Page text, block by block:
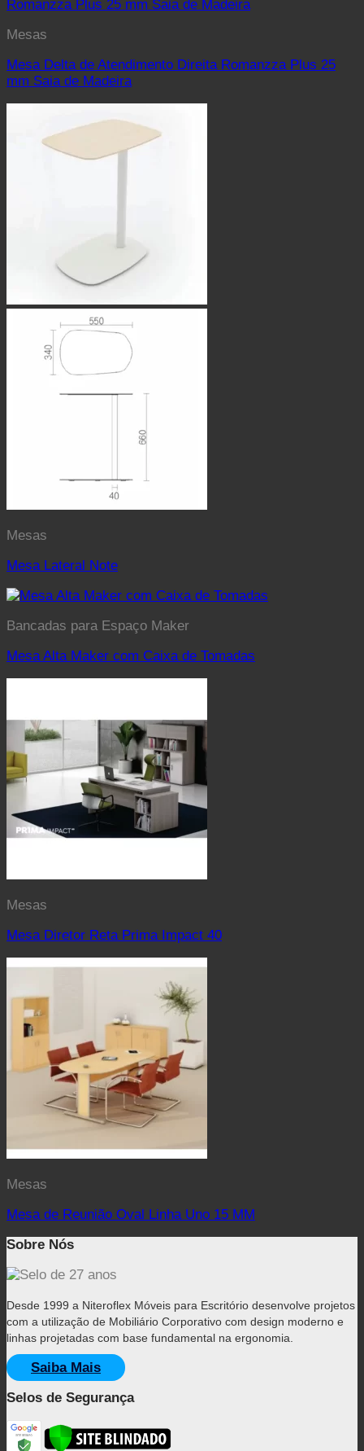
Mesas
Mesa Delta de Atendimento Direita Romanzza Plus 25
mm Saia de Madeira
Mesas
Mesa Lateral Note
Bancadas para Espaço Maker
Mesa Alta Maker com Caixa de Tomadas
Mesas
Mesa Diretor Reta Prima Impact 40
Mesas
Mesa de Reunião Oval Linha Uno 15 MM
Sobre Nós
Desde 1999 a Niteroflex Móveis para Escritório desenvolve projetos
com a utilização de Mobiliário Corporativo com design moderno e
linhas projetadas com base fundamental na ergonomia.
Saiba Mais
Selos de Segurança